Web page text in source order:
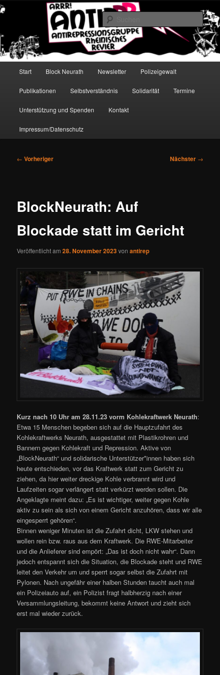
Zum
primären
springenAntiRRR
Antirepressionsgruppe Rheinisches Revier
Start Block Neurath Newsletter Polizeigewalt
Publikationen Selbstverständnis Solidarität Termine
Unterstützung und Spenden Kontakt
Impressum/Datenschutz
Beitragsnavigation
← Vorheriger Nächster →
BlockNeurath: Auf
Blockade statt im Gericht
Veröffentlicht am28. November 2023vonantirep
Kurz nach 10 Uhr am 28.11.23 vorm Kohlekraftwerk Neurath:
Etwa 15 Menschen begeben sich auf die Hauptzufahrt des
Kohlekraftwerks Neurath, ausgestattet mit Plastikrohren und
Bannern gegen Kohlekraft und Repression. Aktive von
„BlockNeurath“ und solidarische Unterstützer*innen haben sich
heute entschieden, vor das Kraftwerk statt zum Gericht zu
ziehen, da hier weiter dreckige Kohle verbrannt wird und
Laufzeiten sogar verlängert statt verkürzt werden sollen. Die
Angeklagte meint dazu: „Es ist wichtiger, weiter gegen Kohle
aktiv zu sein als sich von einem Gericht anzuhören, dass wir alle
eingesperrt gehören“.
Binnen weniger Minuten ist die Zufahrt dicht, LKW stehen und
wollen rein bzw. raus aus dem Kraftwerk. Die RWE-Mitarbeiter
und die Anlieferer sind empört: „Das ist doch nicht wahr“. Dann
jedoch entspannt sich die Situation, die Blockade steht und RWE
leitet den Verkehr um und sperrt sogar selbst die Zufahrt mit
Pylonen. Nach ungefähr einer halben Stunden taucht auch mal
ein Polizeiauto auf, ein Polizist fragt halbherzig nach einer
Versammlungsleitung, bekommt keine Antwort und zieht sich
erst mal wieder zurück.